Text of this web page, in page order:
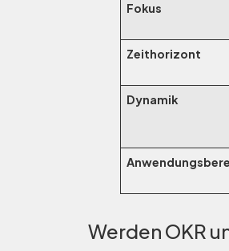
Fokus
Zeithorizont
Dynamik
Werden OKR